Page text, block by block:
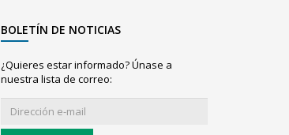
BOLETÍN DE NOTICIAS
¿Quieres estar informado? Únase a
nuestra lista de correo: